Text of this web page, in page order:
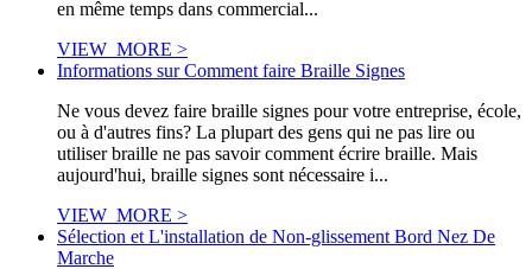
en même temps dans commercial...
VIEW_MORE >
Informations sur Comment faire Braille Signes
Ne vous devez faire braille signes pour votre entreprise, école,
ou à d'autres fins? La plupart des gens qui ne pas lire ou
utiliser braille ne pas savoir comment écrire braille. Mais
aujourd'hui, braille signes sont nécessaire i...
VIEW_MORE >
Sélection et L'installation de Non-glissement Bord Nez De
Marche